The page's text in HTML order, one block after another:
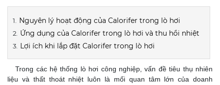
Nguyên lý hoạt động của Calorifer trong lò hơi
Ứng dụng của Calorifer trong lò hơi và thu hồi nhiệt
Lợi ích khi lắp đặt Calorifer trong lò hơi
Trong các hệ thống lò hơi công nghiệp, vấn đề tiêu thụ nhiên
liệu và thất thoát nhiệt luôn là mối quan tâm lớn của doanh